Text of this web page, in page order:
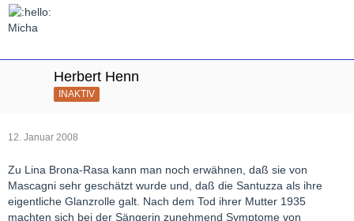
Micha
Herbert Henn
INAKTIV
12. Januar 2008
Zu Lina Brona-Rasa kann man noch erwähnen, daß sie von
Mascagni sehr geschätzt wurde und, daß die Santuzza als ihre
eigentliche Glanzrolle galt. Nach dem Tod ihrer Mutter 1935
machten sich bei der Sängerin zunehmend Symptome von